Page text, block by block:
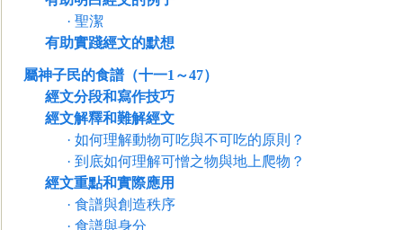
· 聖潔
有助實踐經文的默想
屬神子民的食譜（十一1～47）
經文分段和寫作技巧
經文解釋和難解經文
· 如何理解動物可吃與不可吃的原則？
· 到底如何理解可憎之物與地上爬物？
經文重點和實際應用
· 食譜與創造秩序
· 食譜與身分